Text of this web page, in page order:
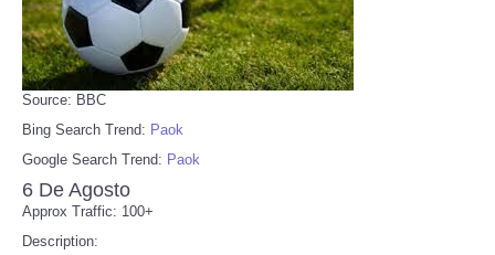
Source: BBC
Bing Search Trend: Paok
Google Search Trend: Paok
6 De Agosto
Approx Traffic: 100+
Description: